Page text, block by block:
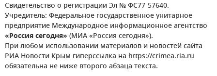
Свидетельство о регистрации Эл № ФС77-57640.
Учредитель: Федеральное государственное унитарное
предприятие Международное информационное агентство
«Россия сегодня» (МИА «Россия сегодня»).
При любом использовании материалов и новостей сайта
РИА Новости Крым гиперссылка на https://crimea.ria.ru
обязательна не ниже второго абзаца текста.